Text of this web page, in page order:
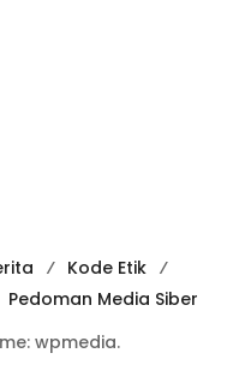
Kode Etik
Pedoman Media Siber
wpmedia.